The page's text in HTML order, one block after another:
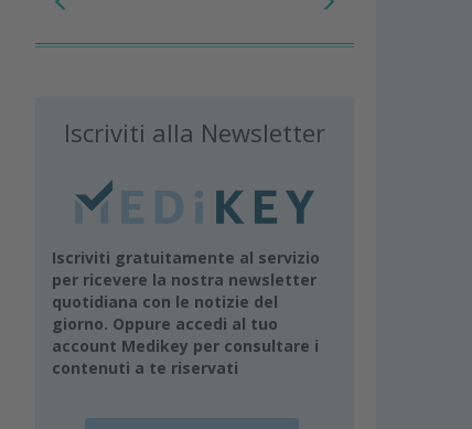
Iscriviti alla Newsletter
Iscriviti gratuitamente al servizio
per ricevere la nostra newsletter
quotidiana con le notizie del
giorno. Oppure accedi al tuo
account Medikey per consultare i
contenuti a te riservati